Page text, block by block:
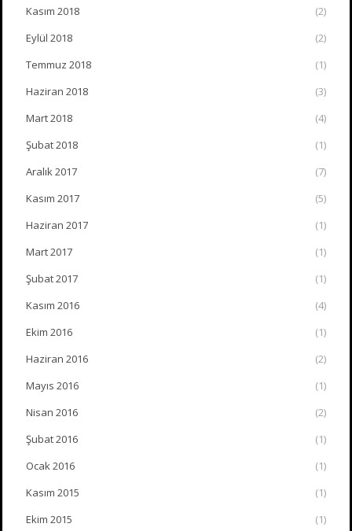
Kasım 2018
(2)
Eylül 2018
(2)
Temmuz 2018
(1)
Haziran 2018
(3)
Mart 2018
(4)
Şubat 2018
(1)
Aralık 2017
(7)
Kasım 2017
(5)
Haziran 2017
(1)
Mart 2017
(1)
Şubat 2017
(1)
Kasım 2016
(4)
Ekim 2016
(1)
Haziran 2016
(2)
Mayıs 2016
(1)
Nisan 2016
(2)
Şubat 2016
(1)
Ocak 2016
(1)
Kasım 2015
(1)
Ekim 2015
(1)